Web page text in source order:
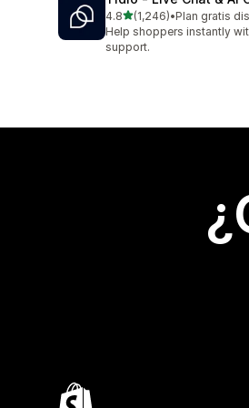
4.8de 5 estrellas
(1,246)
1246 reseñas en total
•Plan gratis
Help shoppers instantly
support.